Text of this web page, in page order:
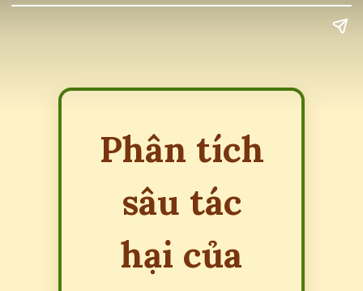
Phân tích
sâu tác
hại của